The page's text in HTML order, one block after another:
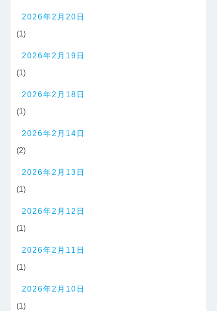
2026年2月20日
(1)
2026年2月19日
(1)
2026年2月18日
(1)
2026年2月14日
(2)
2026年2月13日
(1)
2026年2月12日
(1)
2026年2月11日
(1)
2026年2月10日
(1)